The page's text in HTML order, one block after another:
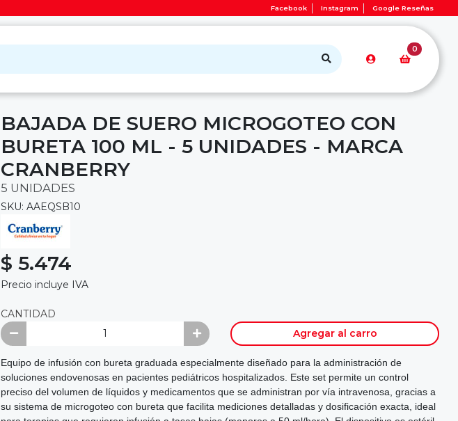
Facebook Instagram Google Reseñas
0
BAJADA DE SUERO MICROGOTEO CON
BURETA 100 ML - 5 UNIDADES - MARCA
CRANBERRY
5 UNIDADES
SKU: AAEQSB10
$ 5.474
Precio incluye IVA
CANTIDAD
Agregar al carro
Equipo de infusión con bureta graduada especialmente diseñado para la administración de
soluciones endovenosas en pacientes pediátricos hospitalizados. Este set permite un control
preciso del volumen de líquidos y medicamentos que se administran por vía intravenosa, gracias a
su sistema de microgoteo con bureta que facilita mediciones detalladas y dosificación exacta, ideal